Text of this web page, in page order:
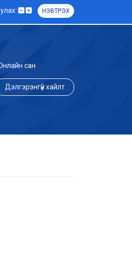
НЭВТРЭХ
сан
Дэлгэрэнгүй хайлт